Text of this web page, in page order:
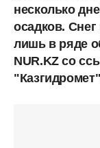
несколько
осадков.
лишь в ряде
NUR.KZ со